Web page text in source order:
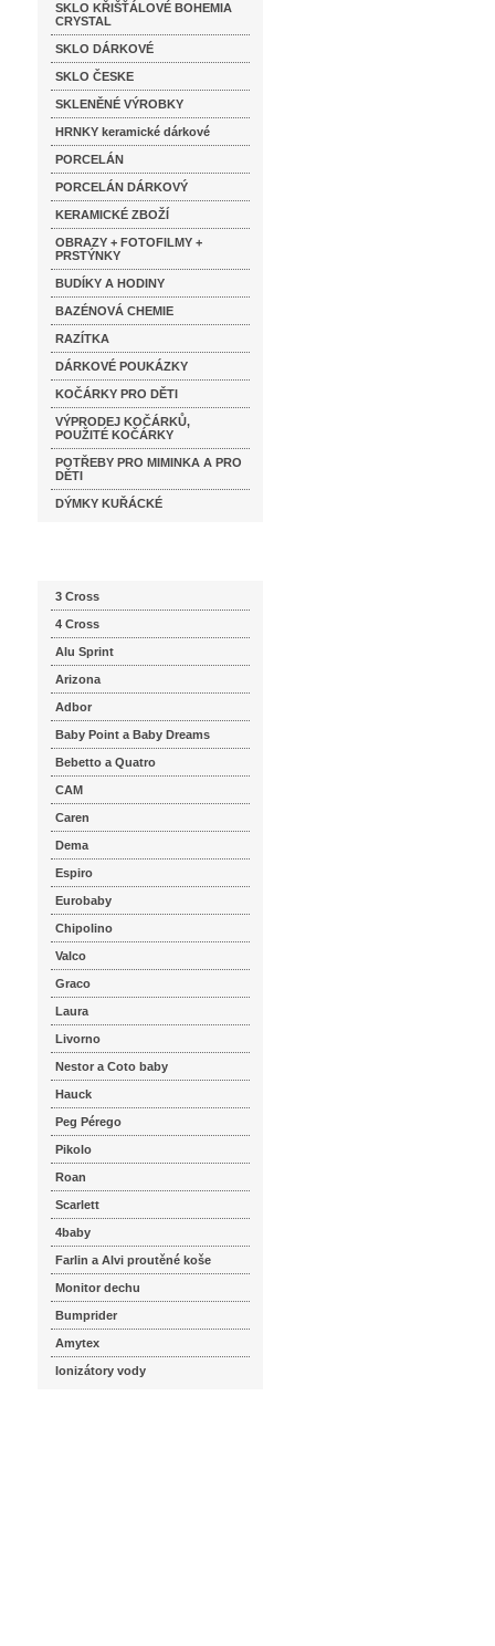
SKLO KŘIŠŤÁLOVÉ BOHEMIA
CRYSTAL
SKLO DÁRKOVÉ
SKLO ČESKE
SKLENĚNÉ VÝROBKY
HRNKY keramické dárkové
PORCELÁN
PORCELÁN DÁRKOVÝ
KERAMICKÉ ZBOŽÍ
OBRAZY + FOTOFILMY +
PRSTÝNKY
BUDÍKY A HODINY
BAZÉNOVÁ CHEMIE
RAZÍTKA
DÁRKOVÉ POUKÁZKY
KOČÁRKY PRO DĚTI
VÝPRODEJ KOČÁRKŮ,
POUŽITÉ KOČÁRKY
POTŘEBY PRO MIMINKA A PRO
DĚTI
DÝMKY KUŘÁCKÉ
3 Cross
4 Cross
Alu Sprint
Arizona
Adbor
Baby Point a Baby Dreams
Bebetto a Quatro
CAM
Caren
Dema
Espiro
Eurobaby
Chipolino
Valco
Graco
Laura
Livorno
Nestor a Coto baby
Hauck
Peg Pérego
Pikolo
Roan
Scarlett
4baby
Farlin a Alvi proutěné koše
Monitor dechu
Bumprider
Amytex
Ionizátory vody